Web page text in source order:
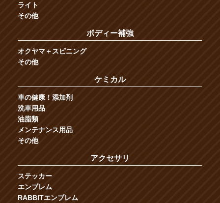
ライト
その他
ボディー補強
オクヤマ＋スピニング
その他
ケミカル
車の健康！添加剤
洗車用品
油脂類
メンテナンス用品
その他
アクセサリ
ステッカー
エンブレム
RABBITエンブレム